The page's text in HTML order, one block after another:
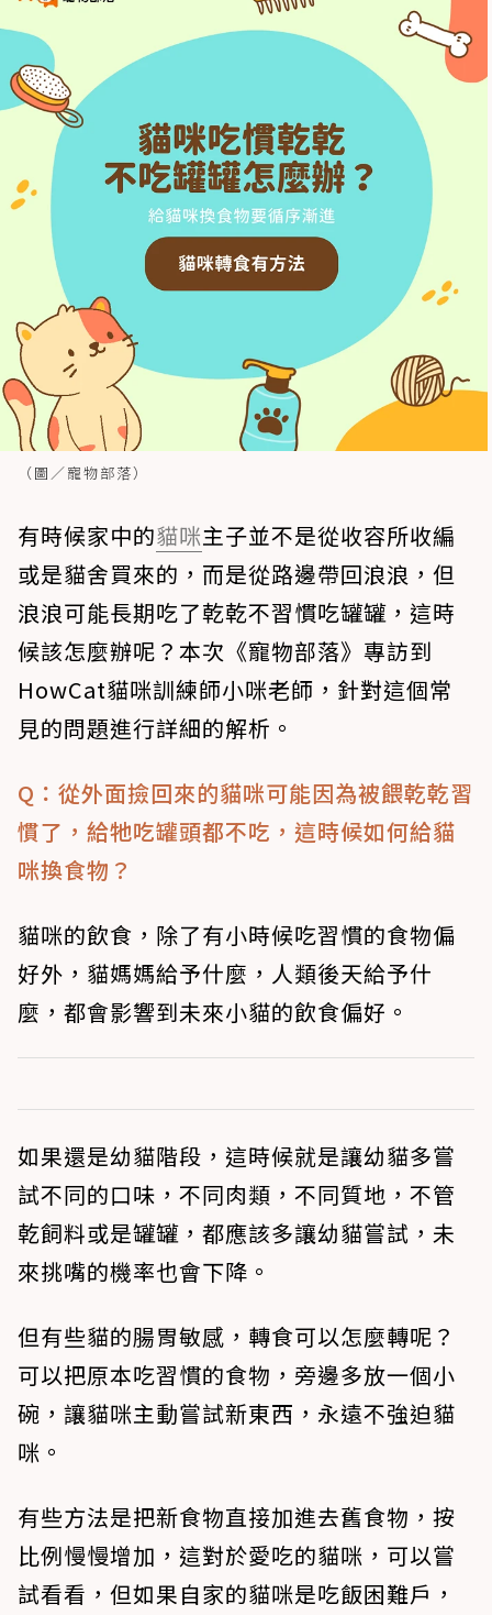
（圖／寵物部落）
有時候家中的貓咪主子並不是從收容所收編
或是貓舍買來的，而是從路邊帶回浪浪，但
浪浪可能長期吃了乾乾不習慣吃罐罐，這時
候該怎麼辦呢？本次《寵物部落》專訪到
HowCat貓咪訓練師小咪老師，針對這個常
見的問題進行詳細的解析。
Q：從外面撿回來的貓咪可能因為被餵乾乾習
慣了，給牠吃罐頭都不吃，這時候如何給貓
咪換食物？
貓咪的飲食，除了有小時候吃習慣的食物偏
好外，貓媽媽給予什麼，人類後天給予什
麼，都會影響到未來小貓的飲食偏好。
如果還是幼貓階段，這時候就是讓幼貓多嘗
試不同的口味，不同肉類，不同質地，不管
乾飼料或是罐罐，都應該多讓幼貓嘗試，未
來挑嘴的機率也會下降。
但有些貓的腸胃敏感，轉食可以怎麼轉呢？
可以把原本吃習慣的食物，旁邊多放一個小
碗，讓貓咪主動嘗試新東西，永遠不強迫貓
咪。
有些方法是把新食物直接加進去舊食物，按
比例慢慢增加，這對於愛吃的貓咪，可以嘗
試看看，但如果自家的貓咪是吃飯困難戶，